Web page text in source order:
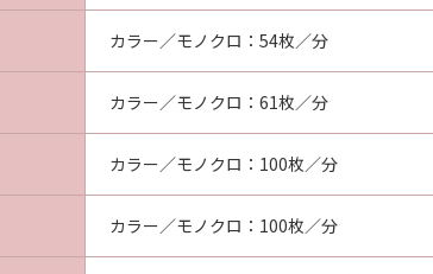
カラー／モノクロ：54枚／分
カラー／モノクロ：61枚／分
カラー／モノクロ：100枚／分
カラー／モノクロ：100枚／分